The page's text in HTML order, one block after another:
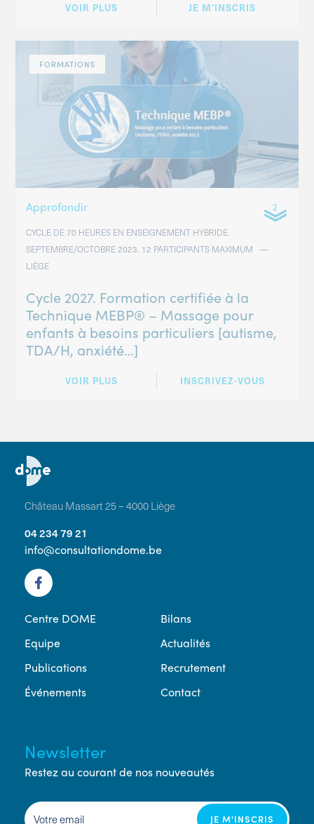
VOIR PLUS JE M'INSCRIS
FORMATIONS
Approfondir
CYCLE DE 70 HEURES EN ENSEIGNEMENT HYBRIDE.
SEPTEMBRE/OCTOBRE 2023. 12 PARTICIPANTS MAXIMUM
LIÈGE
Cycle 2027. Formation certifiée à la
Technique MEBP® – Massage pour
enfants à besoins particuliers [autisme,
TDA/H, anxiété…]
VOIR PLUS INSCRIVEZ-VOUS
Château Massart 25 – 4000 Liège
04 234 79 21
info@consultationdome.be
Centre DOME
Equipe
Publications
Événements
Bilans
Actualités
Recrutement
Contact
Newsletter
Restez au courant de nos nouveautés